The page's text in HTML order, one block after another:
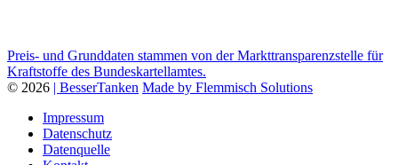
Preis- und Grunddaten stammen von der Markttransparenzstelle für
Kraftstoffe des Bundeskartellamtes.
© 2026 | BesserTanken Made by Flemmisch Solutions
Impressum
Datenschutz
Datenquelle